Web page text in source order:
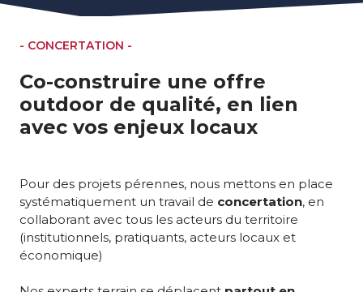
- CONCERTATION -
Co-construire une offre
outdoor de qualité, en lien
avec vos enjeux locaux
Pour des projets pérennes, nous mettons en place
systématiquement un travail de concertation, en
collaborant avec tous les acteurs du territoire
(institutionnels, pratiquants, acteurs locaux et
économique)